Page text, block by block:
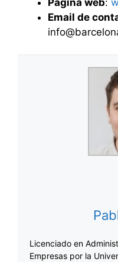
Email de
Licenciado en
Empresas por la